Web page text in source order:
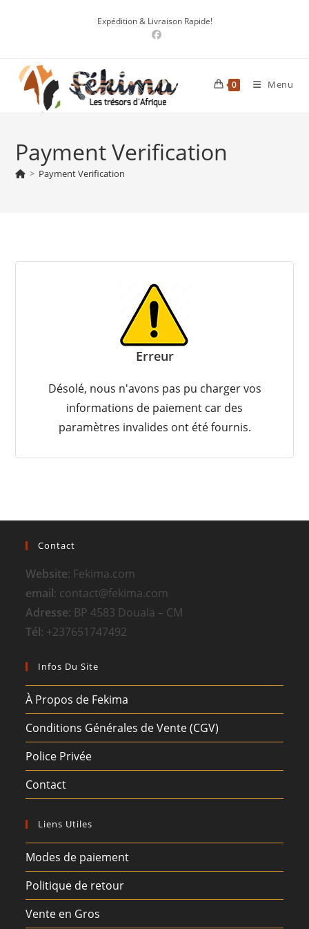
Expédition & Livraison Rapide!
0 Menu
Payment Verification
> Payment Verification
Erreur
Désolé, nous n'avons pas pu charger vos
informations de paiement car des
paramètres invalides ont été fournis.
Contact
Website: Fekima.com
email: contact@fekima.com
Adresse: BP 4583 Douala – CM
Tél: +237651747492
Infos Du Site
À Propos de Fekima
Conditions Générales de Vente (CGV)
Police Privée
Contact
Liens Utiles
Modes de paiement
Politique de retour
Vente en Gros